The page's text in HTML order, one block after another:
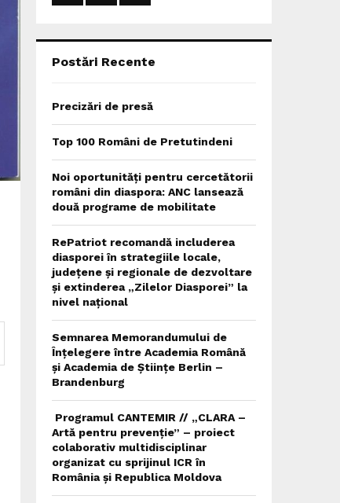
:
Postări Recente
Precizări de presă
Top 100 Români de Pretutindeni
Noi oportunități pentru cercetătorii
români din diaspora: ANC lansează
două programe de mobilitate
RePatriot recomandă includerea
diasporei în strategiile locale,
județene și regionale de dezvoltare
și extinderea „Zilelor Diasporei” la
nivel național
Semnarea Memorandumului de
Înțelegere între Academia Română
și Academia de Științe Berlin –
Brandenburg
Programul CANTEMIR // „CLARA –
Artă pentru prevenție” – proiect
colaborativ multidisciplinar
organizat cu sprijinul ICR în
România și Republica Moldova